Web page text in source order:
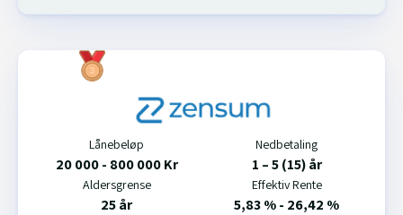
Lånebeløp
20 000 - 800 000 Kr
Nedbetaling
1 – 5 (15) år
Aldersgrense
25 år
Effektiv Rente
5,83 % - 26,42 %